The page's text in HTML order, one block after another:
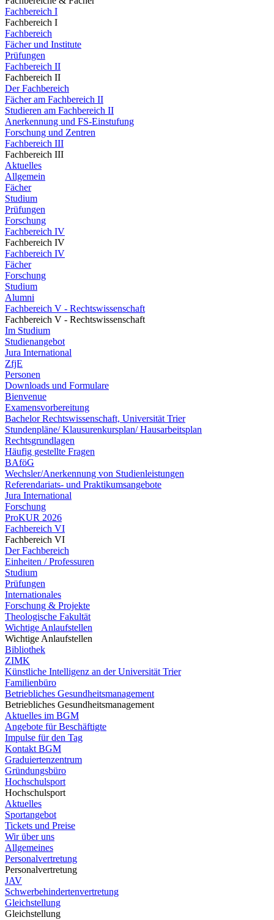
Fachbereich I
Fachbereich I
Fachbereich
Fächer und Institute
Prüfungen
Fachbereich II
Fachbereich II
Der Fachbereich
Fächer am Fachbereich II
Studieren am Fachbereich II
Anerkennung und FS-Einstufung
Forschung und Zentren
Fachbereich III
Fachbereich III
Aktuelles
Allgemein
Fächer
Studium
Prüfungen
Forschung
Fachbereich IV
Fachbereich IV
Fachbereich IV
Fächer
Forschung
Studium
Alumni
Fachbereich V - Rechtswissenschaft
Fachbereich V - Rechtswissenschaft
Im Studium
Studienangebot
Jura International
ZfjE
Personen
Downloads und Formulare
Bienvenue
Examensvorbereitung
Bachelor Rechtswissenschaft, Universität Trier
Stundenpläne/ Klausurenkursplan/ Hausarbeitsplan
Rechtsgrundlagen
Häufig gestellte Fragen
BAföG
Wechsler/Anerkennung von Studienleistungen
Referendariats- und Praktikumsangebote
Jura International
Forschung
ProKUR 2026
Fachbereich VI
Fachbereich VI
Der Fachbereich
Einheiten / Professuren
Studium
Prüfungen
Internationales
Forschung & Projekte
Theologische Fakultät
Wichtige Anlaufstellen
Wichtige Anlaufstellen
Bibliothek
ZIMK
Künstliche Intelligenz an der Universität Trier
Familienbüro
Betriebliches Gesundheitsmanagement
Betriebliches Gesundheitsmanagement
Aktuelles im BGM
Angebote für Beschäftigte
Impulse für den Tag
Kontakt BGM
Graduiertenzentrum
Gründungsbüro
Hochschulsport
Hochschulsport
Aktuelles
Sportangebot
Tickets und Preise
Wir über uns
Allgemeines
Personalvertretung
Personalvertretung
JAV
Schwerbehindertenvertretung
Gleichstellung
Gleichstellung